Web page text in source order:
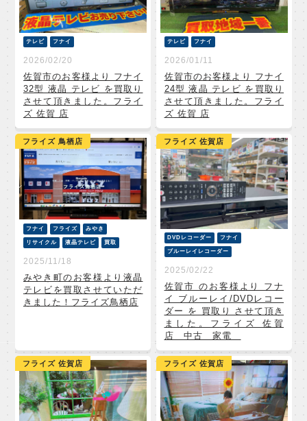
テレビ フナイ
2026/02/20
佐賀市のお客様より フナイ
32型 液晶 テレビ を買取り
させて頂きました。フライ
ズ 佐賀 店
テレビ フナイ
2026/01/11
佐賀市のお客様より フナイ
24型 液晶 テレビ を買取り
させて頂きました。フライ
ズ 佐賀 店
フライズ 鳥栖店
フナイ フライズ みやき
リサイクル 液晶テレビ 買取
2025/11/18
みやき町のお客様より液晶
テレビを買取させていただ
きました！フライズ鳥栖店
フライズ 佐賀店
DVDレコーダー フナイ
ブルーレイレコーダー
2025/02/22
佐賀市 のお客様より フナ
イ ブルーレイ/DVDレコー
ダー を 買取り させて頂き
ました。フライズ 佐賀
店 中古 家電
フライズ 佐賀店 フライズ 佐賀店